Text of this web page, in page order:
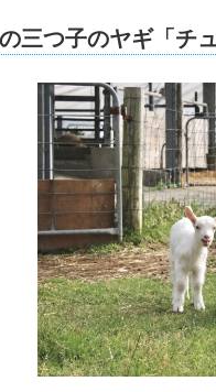
三つ子のヤギ「チ